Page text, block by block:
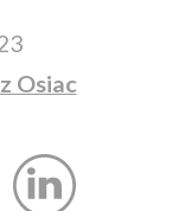
Osiac